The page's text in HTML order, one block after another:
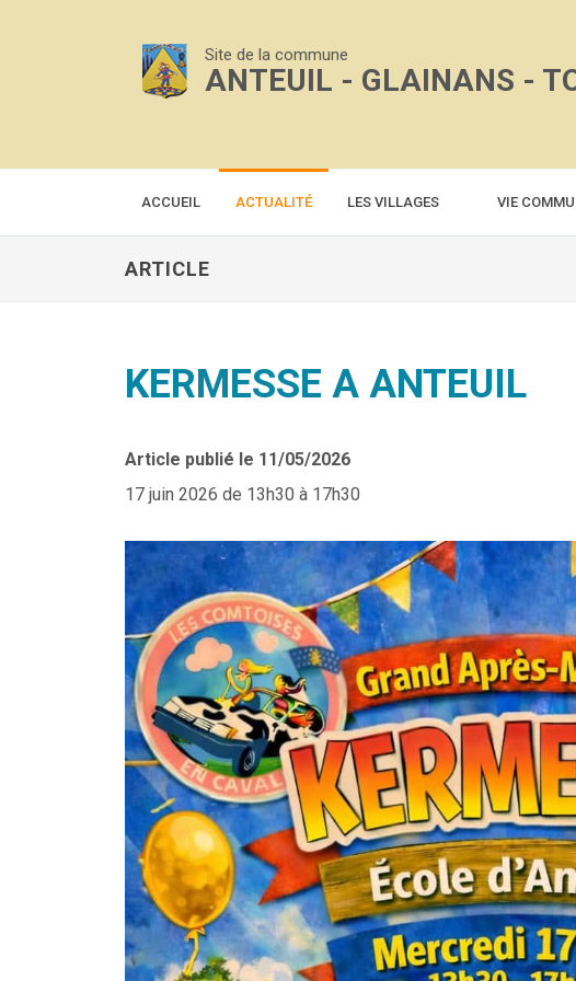
Site de la commune
ANTEUIL - GLAINANS -
ACCUEIL ACTUALITÉ LES VILLAGES VIE
ARTICLE
KERMESSE A ANTEUIL
Article publié le 11/05/2026
17 juin 2026 de 13h30 à 17h30